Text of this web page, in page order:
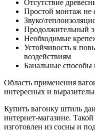
Отсутствие
Простой монтаж не
Продолжительный
Необходимые
Устойчивость к
воздействиям
Банальные способы
Область применения
интересных и
Купить вагонку штиль
интернет-магазине.
изготовлен из сосны и